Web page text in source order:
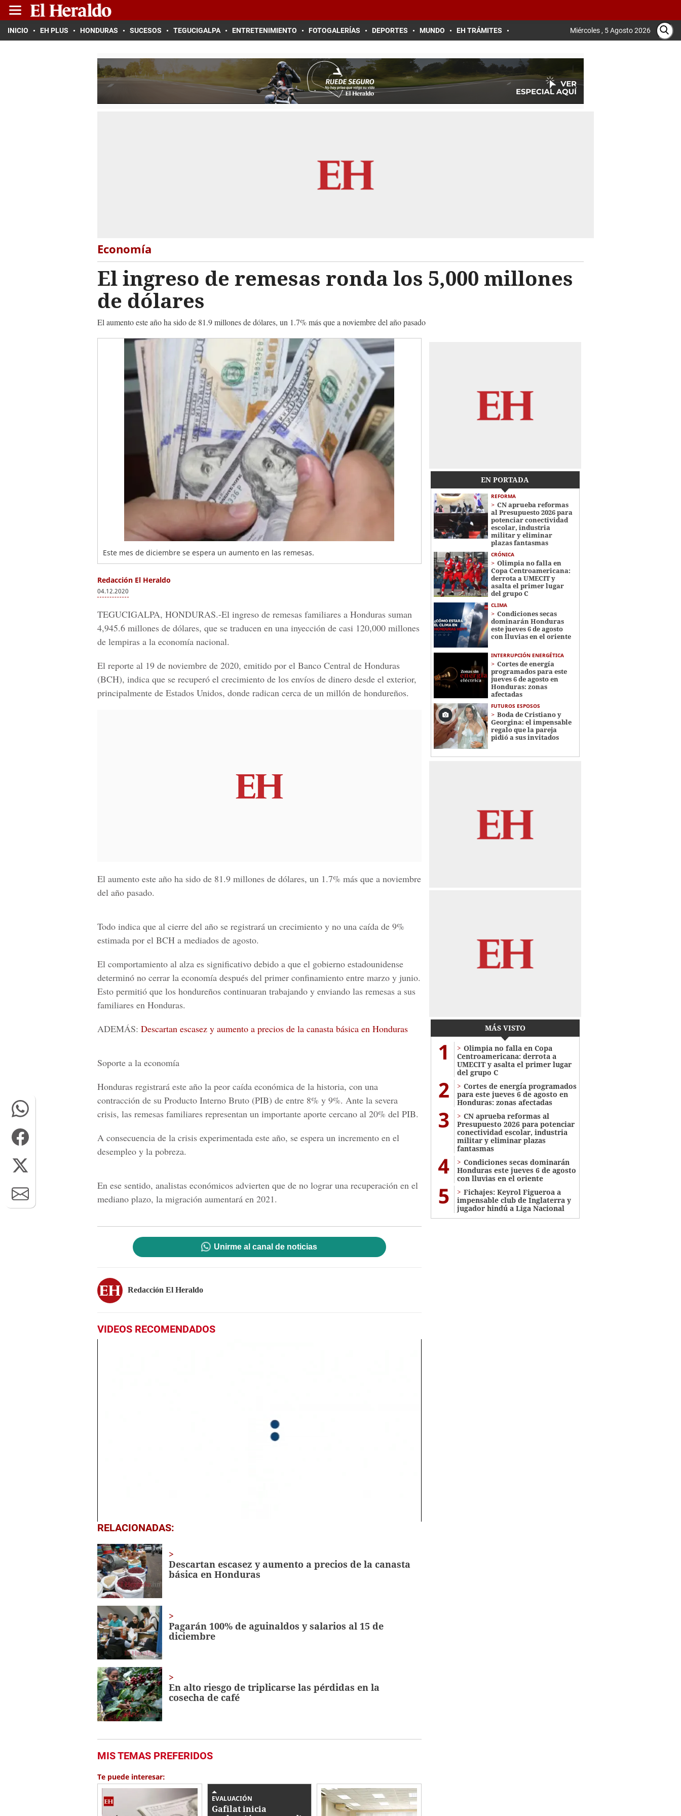
INICIO EH PLUS HONDURAS SUCESOS TEGUCIGALPA ENTRETENIMIENTO FOTOGALERÍAS DEPORTES MUNDO EH TRÁMITES Miércoles , 5 Agosto 2026
Economía
El ingreso de remesas ronda los 5,000 millones
de dólares
El aumento este año ha sido de 81.9 millones de dólares, un 1.7% más que a noviembre del año pasado
Este mes de diciembre se espera un aumento en las remesas.
Redacción El Heraldo
04.12.2020
TEGUCIGALPA, HONDURAS.-El ingreso de remesas familiares a Honduras suman
4,945.6 millones de dólares, que se traducen en una inyección de casi 120,000 millones
de lempiras a la economía nacional.
El reporte al 19 de noviembre de 2020, emitido por el Banco Central de Honduras
(BCH), indica que se recuperó el crecimiento de los envíos de dinero desde el exterior,
principalmente de Estados Unidos, donde radican cerca de un millón de hondureños.
El aumento este año ha sido de 81.9 millones de dólares, un 1.7% más que a noviembre
del año pasado.
Todo indica que al cierre del año se registrará un crecimiento y no una caída de 9%
estimada por el BCH a mediados de agosto.
El comportamiento al alza es significativo debido a que el gobierno estadounidense
determinó no cerrar la economía después del primer confinamiento entre marzo y junio.
Esto permitió que los hondureños continuaran trabajando y enviando las remesas a sus
familiares en Honduras.
ADEMÁS: Descartan escasez y aumento a precios de la canasta básica en Honduras
Soporte a la economía
Honduras registrará este año la peor caída económica de la historia, con una
contracción de su Producto Interno Bruto (PIB) de entre 8% y 9%. Ante la severa
crisis, las remesas familiares representan un importante aporte cercano al 20% del PIB.
A consecuencia de la crisis experimentada este año, se espera un incremento en el
desempleo y la pobreza.
En ese sentido, analistas económicos advierten que de no lograr una recuperación en el
mediano plazo, la migración aumentará en 2021.
Unirme al canal de noticias
Redacción El Heraldo
VIDEOS RECOMENDADOS
0
seconds
49
secondsVolume
0%
RELACIONADAS:
Descartan escasez y aumento a precios de la canasta
básica en Honduras
Pagarán 100% de aguinaldos y salarios al 15 de
diciembre
En alto riesgo de triplicarse las pérdidas en la
cosecha de café
MIS TEMAS PREFERIDOS
Te puede interesar:
EVALUACIÓN
Gafilat inicia
EN PORTADA
REFORMA
CN aprueba reformas
al Presupuesto 2026 para
potenciar conectividad
escolar, industria
militar y eliminar
plazas fantasmas
CRÓNICA
Olimpia no falla en
Copa Centroamericana:
derrota a UMECIT y
asalta el primer lugar
del grupo C
CLIMA
Condiciones secas
dominarán Honduras
este jueves 6 de agosto
con lluvias en el oriente
INTERRUPCIÓN ENERGÉTICA
Cortes de energía
programados para este
jueves 6 de agosto en
Honduras: zonas
afectadas
FUTUROS ESPOSOS
Boda de Cristiano y
Georgina: el impensable
regalo que la pareja
pidió a sus invitados
MÁS VISTO
1
Olimpia no falla en Copa
Centroamericana: derrota a
UMECIT y asalta el primer lugar
del grupo C
2
Cortes de energía programados
para este jueves 6 de agosto en
Honduras: zonas afectadas
3
CN aprueba reformas al
Presupuesto 2026 para potenciar
conectividad escolar, industria
militar y eliminar plazas
fantasmas
4
Condiciones secas dominarán
Honduras este jueves 6 de agosto
con lluvias en el oriente
5
Fichajes: Keyrol Figueroa a
impensable club de Inglaterra y
jugador hindú a Liga Nacional